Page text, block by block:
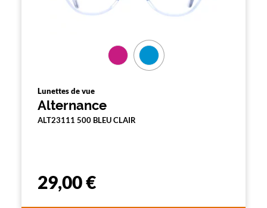
Lunettes de vue
Alternance
ALT23111 500 BLEU CLAIR
29,00 €